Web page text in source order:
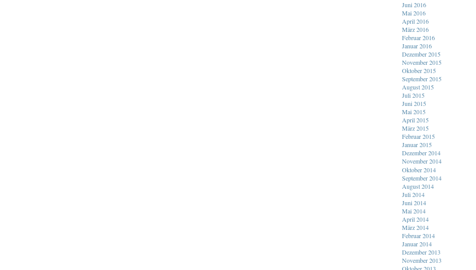
Juni 2016
Mai 2016
April 2016
März 2016
Februar 2016
Januar 2016
Dezember 2015
November 2015
Oktober 2015
September 2015
August 2015
Juli 2015
Juni 2015
Mai 2015
April 2015
März 2015
Februar 2015
Januar 2015
Dezember 2014
November 2014
Oktober 2014
September 2014
August 2014
Juli 2014
Juni 2014
Mai 2014
April 2014
März 2014
Februar 2014
Januar 2014
Dezember 2013
November 2013